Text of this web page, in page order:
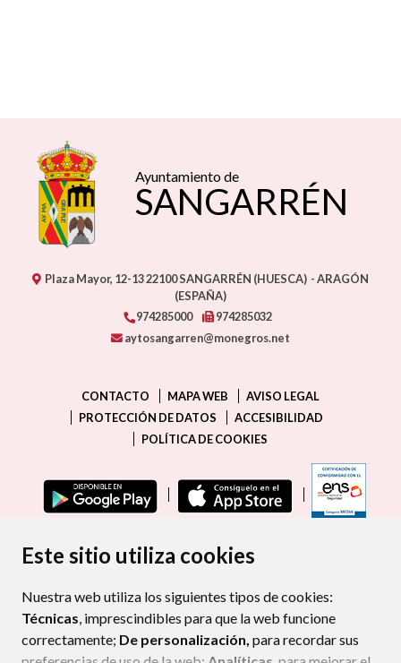
Este sitio utiliza cookies
Nuestra web utiliza los siguientes tipos de cookies:
Técnicas, imprescindibles para que la web funcione
correctamente; De personalización, para recordar sus
Ayuntamiento de
SANGARRÉN
Plaza Mayor, 12-1322100SANGARRÉN (HUESCA) - ARAGÓN
(ESPAÑA)
974285000
974285032
aytosangarren@monegros.net
CONTACTO MAPA WEB
AVISO LEGAL
PROTECCIÓN DE DATOS
ACCESIBILIDAD
POLÍTICA DE COOKIES